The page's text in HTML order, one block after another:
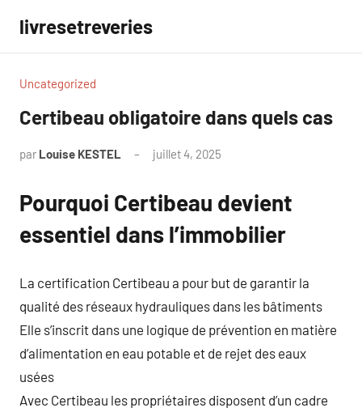
contenu
livresetreveries
Uncategorized
Certibeau obligatoire dans quels cas
par Louise KESTEL juillet 4, 2025
Pourquoi Certibeau devient
essentiel dans l’immobilier
La certification Certibeau a pour but de garantir la
qualité des réseaux hydrauliques dans les bâtiments
Elle s’inscrit dans une logique de prévention en matière
d’alimentation en eau potable et de rejet des eaux
usées
Avec Certibeau les propriétaires disposent d’un cadre